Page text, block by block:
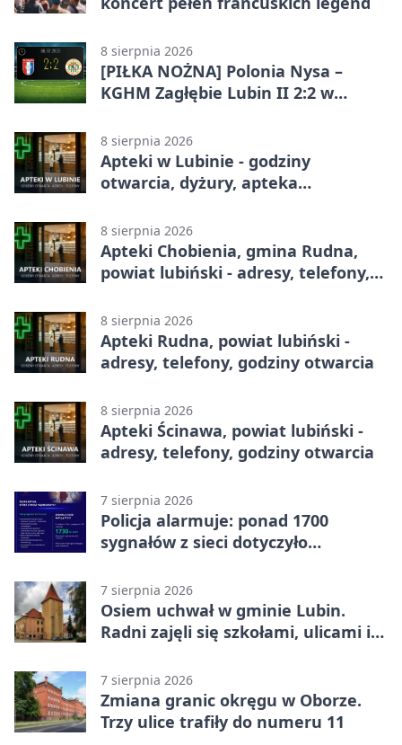
8 sierpnia 2026
[PIŁKA NOŻNA] Polonia Nysa –
KGHM Zagłębie Lubin II 2:2 w
8 sierpnia 2026
Apteki w Lubinie - godziny
otwarcia, dyżury, apteka
8 sierpnia 2026
Apteki Chobienia, gmina Rudna,
powiat lubiński - adresy, telefony,
8 sierpnia 2026
Apteki Rudna, powiat lubiński -
adresy, telefony, godziny otwarcia
8 sierpnia 2026
Apteki Ścinawa, powiat lubiński -
adresy, telefony, godziny otwarcia
7 sierpnia 2026
Policja alarmuje: ponad 1700
sygnałów z sieci dotyczyło
7 sierpnia 2026
Osiem uchwał w gminie Lubin.
Radni zajęli się szkołami, ulicami i
7 sierpnia 2026
Zmiana granic okręgu w Oborze.
Trzy ulice trafiły do numeru 11